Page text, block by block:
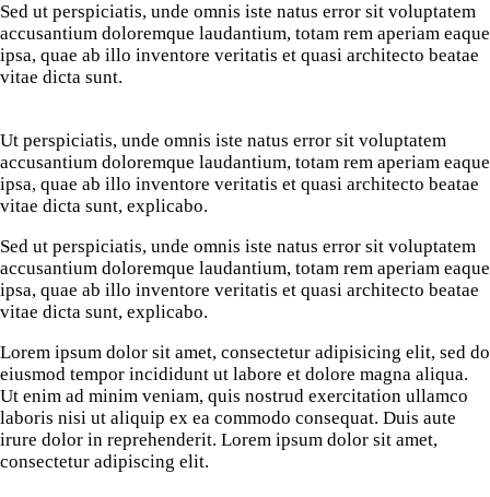
Sed ut perspiciatis, unde omnis iste natus error sit voluptatem
accusantium doloremque laudantium, totam rem aperiam eaque
ipsa, quae ab illo inventore veritatis et quasi architecto beatae
vitae dicta sunt.
Ut perspiciatis, unde omnis iste natus error sit voluptatem
accusantium doloremque laudantium, totam rem aperiam eaque
ipsa, quae ab illo inventore veritatis et quasi architecto beatae
vitae dicta sunt, explicabo.
Sed ut perspiciatis, unde omnis iste natus error sit voluptatem
accusantium doloremque laudantium, totam rem aperiam eaque
ipsa, quae ab illo inventore veritatis et quasi architecto beatae
vitae dicta sunt, explicabo.
Lorem ipsum dolor sit amet, consectetur adipisicing elit, sed do
eiusmod tempor incididunt ut labore et dolore magna aliqua.
Ut enim ad minim veniam, quis nostrud exercitation ullamco
laboris nisi ut aliquip ex ea commodo consequat. Duis aute
irure dolor in reprehenderit. Lorem ipsum dolor sit amet,
consectetur adipiscing elit.